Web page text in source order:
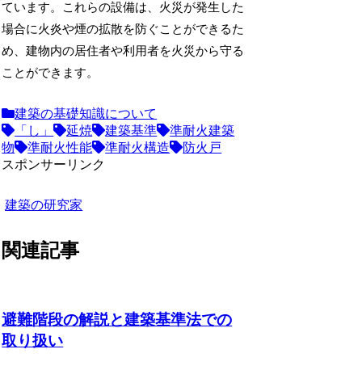
ています。これらの設備は、火災が発生した
場合に火炎や煙の拡散を防ぐことができるた
め、建物内の居住者や利用者を火災から守る
ことができます。
建築の基礎知識について
「し」
延焼 建築基準
準耐火建築
物
準耐火性能 準耐火構造
防火戸
スポンサーリンク
建築の研究家
関連記事
避難階段の解説と建築基準法での
取り扱い